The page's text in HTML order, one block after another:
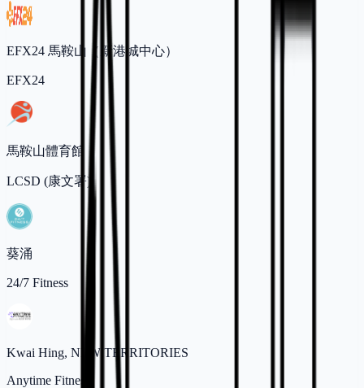
EFX24 馬鞍山（新港城中心）
EFX24
馬鞍山體育館
LCSD (康文署)
葵涌
24/7 Fitness
Kwai Hing, NEW TERRITORIES
Anytime Fitness